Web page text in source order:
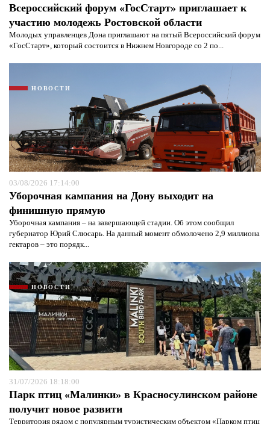
Всероссийский форум «ГосСтарт» приглашает к
участию молодежь Ростовской области
Молодых управленцев Дона приглашают на пятый Всероссийский форум
«ГосСтарт», который состоится в Нижнем Новгороде со 2 по...
НОВОСТИ
03/08/2026 17:14:00
Уборочная кампания на Дону выходит на
финишную прямую
Уборочная кампания – на завершающей стадии. Об этом сообщил
губернатор Юрий Слюсарь. На данный момент обмолочено 2,9 миллиона
гектаров – это порядк...
НОВОСТИ
31/07/2026 18:18:00
Парк птиц «Малинки» в Красносулинском районе
получит новое развити
Территория рядом с популярным туристическим объектом «Парком птиц